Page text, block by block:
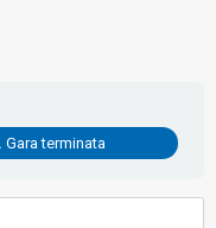
Gara terminata